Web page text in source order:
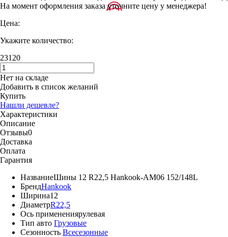
На момент оформления заказа уточните цену у менеджера!
Цена:
Укажите количество:
23120
Нет на складе
Добавить в список желаний
Купить
Нашли дешевле?
Характеристики
Описание
Отзывы0
Доставка
Оплата
Гарантия
НазваниеШины 12 R22,5 Hankook-AM06 152/148L
БрендHankook
Ширина12
ДиаметрR22,5
Ось применениярулевая
Тип авто Грузовые
Сезонность Всесезонные